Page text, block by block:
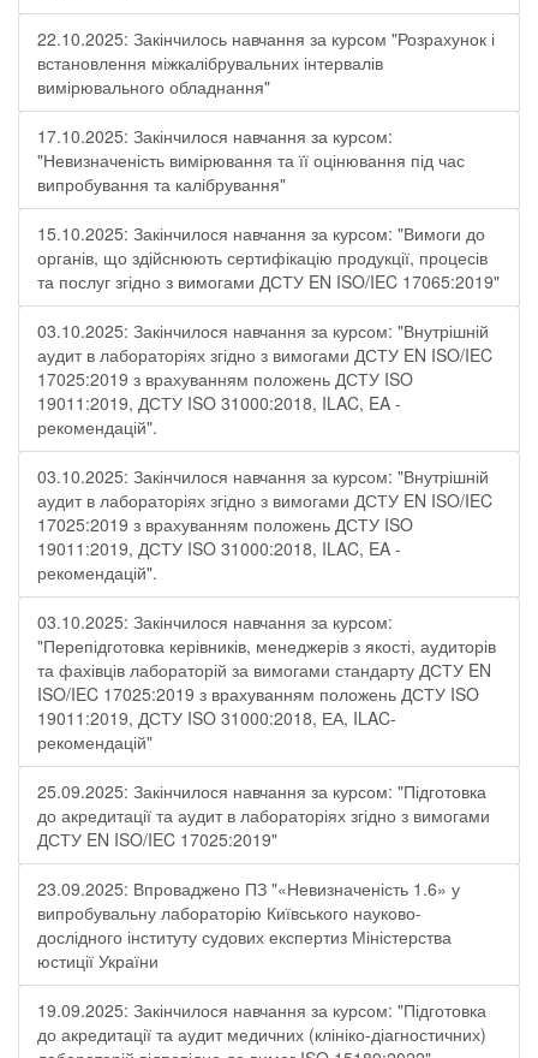
22.10.2025: Закінчилось навчання за курсом "Розрахунок і
встановлення міжкалібрувальних інтервалів
вимірювального обладнання"
17.10.2025: Закінчилося навчання за курсом:
"Невизначеність вимірювання та її оцінювання під час
випробування та калібрування"
15.10.2025: Закінчилося навчання за курсом: "Вимоги до
органів, що здійснюють сертифікацію продукції, процесів
та послуг згідно з вимогами ДСТУ EN ISO/IEC 17065:2019"
03.10.2025: Закінчилося навчання за курсом: "Внутрішній
аудит в лабораторіях згідно з вимогами ДСТУ EN ISO/IEC
17025:2019 з врахуванням положень ДСТУ ISO
19011:2019, ДСТУ ISO 31000:2018, ILAC, EA -
рекомендацій".
03.10.2025: Закінчилося навчання за курсом: "Внутрішній
аудит в лабораторіях згідно з вимогами ДСТУ EN ISO/IEC
17025:2019 з врахуванням положень ДСТУ ISO
19011:2019, ДСТУ ISO 31000:2018, ILAC, EA -
рекомендацій".
03.10.2025: Закінчилося навчання за курсом:
"Перепідготовка керівників, менеджерів з якості, аудиторів
та фахівців лабораторій за вимогами стандарту ДСТУ EN
ISO/IEC 17025:2019 з врахуванням положень ДСТУ ISO
19011:2019, ДСТУ ISO 31000:2018, ЕА, ILAC-
рекомендацій"
25.09.2025: Закінчилося навчання за курсом: "Підготовка
до акредитації та аудит в лабораторіях згідно з вимогами
ДСТУ EN ISO/IEC 17025:2019"
23.09.2025: Впроваджено ПЗ "«Невизначеність 1.6» у
випробувальну лабораторію Київського науково-
дослідного інституту судових експертиз Міністерства
юстиції України
19.09.2025: Закінчилося навчання за курсом: "Підготовка
до акредитації та аудит медичних (клініко-діагностичних)